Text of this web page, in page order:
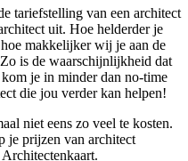
tariefstelling van een architect
uit. Hoe helderder je
makkelijker wij je aan de
is de waarschijnlijkheid dat
je in minder dan no-time
die jou verder kan helpen!
niet eens zo veel te kosten.
je prijzen van architect